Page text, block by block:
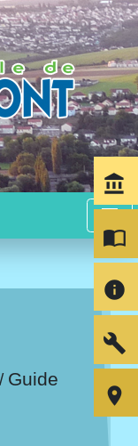
menu
/ Guide
account_balance
import_contacts
info
build
room